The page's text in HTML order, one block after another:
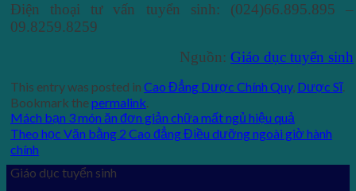
Điện thoại tư vấn tuyển sinh: (024)66.895.895 –
09.8259.8259
Nguồn: Giáo dục tuyển sinh
This entry was posted in Cao Đẳng Dược Chính Quy, Dược Sĩ.
Bookmark thepermalink.
Mách bạn 3 món ăn đơn giản chữa mất ngủ hiệu quả
Theo học Văn bằng 2 Cao đẳng Điều dưỡng ngoài giờ hành
chính
Giáo dục tuyển sinh